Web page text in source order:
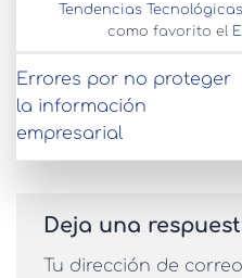
Tendencias
como favorito el
Errores por no proteger
la información
empresarial
Deja una
Tu dirección de